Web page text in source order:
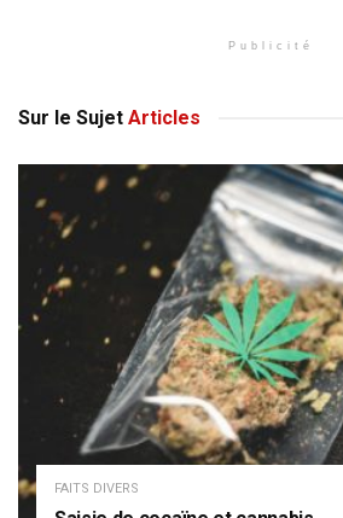
Publicité
Sur le Sujet Articles
FAITS DIVERS